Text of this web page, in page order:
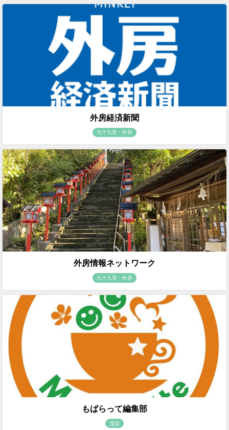
外房経済新聞
九十九里・外房
外房情報ネットワーク
九十九里・外房
もばらって編集部
茂原